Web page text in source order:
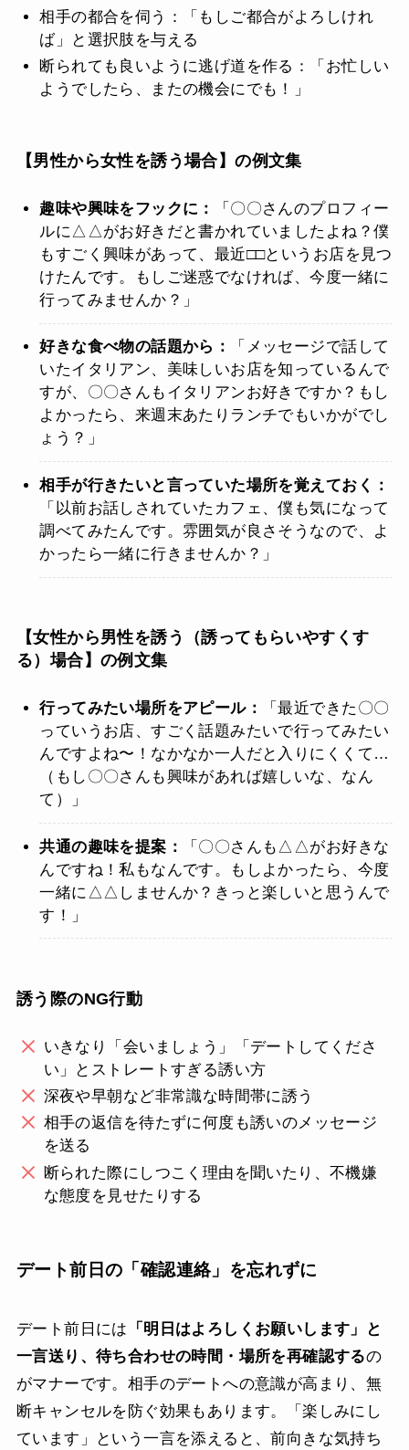
相手の都合を伺う：「もしご都合がよろしけれ
ば」と選択肢を与える
断られても良いように逃げ道を作る：「お忙しい
ようでしたら、またの機会にでも！」
【男性から女性を誘う場合】の例文集
趣味や興味をフックに：
「〇〇さんのプロフィー
ルに△△がお好きだと書かれていましたよね？僕
もすごく興味があって、最近□□というお店を見つ
けたんです。もしご迷惑でなければ、今度一緒に
行ってみませんか？」
好きな食べ物の話題から：
「メッセージで話して
いたイタリアン、美味しいお店を知っているんで
すが、〇〇さんもイタリアンお好きですか？もし
よかったら、来週末あたりランチでもいかがでし
ょう？」
相手が行きたいと言っていた場所を覚えておく：
「以前お話しされていたカフェ、僕も気になって
調べてみたんです。雰囲気が良さそうなので、よ
かったら一緒に行きませんか？」
【女性から男性を誘う（誘ってもらいやすくす
る）場合】の例文集
行ってみたい場所をアピール：
「最近できた〇〇
っていうお店、すごく話題みたいで行ってみたい
んですよね〜！なかなか一人だと入りにくくて…
（もし〇〇さんも興味があれば嬉しいな、なん
て）」
共通の趣味を提案：
「〇〇さんも△△がお好きな
んですね！私もなんです。もしよかったら、今度
一緒に△△しませんか？きっと楽しいと思うんで
す！」
誘う際のNG行動
いきなり「会いましょう」「デートしてくださ
い」とストレートすぎる誘い方
深夜や早朝など非常識な時間帯に誘う
相手の返信を待たずに何度も誘いのメッセージ
を送る
断られた際にしつこく理由を聞いたり、不機嫌
な態度を見せたりする
デート前日の「確認連絡」を忘れずに
デート前日には 「明日はよろしくお願いします」と
一言送り、待ち合わせの時間・場所を再確認するの
がマナーです。相手のデートへの意識が高まり、無
断キャンセルを防ぐ効果もあります。「楽しみにし
ています」という一言を添えると、前向きな気持ち